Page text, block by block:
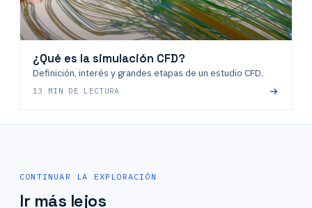
¿Qué es la simulación CFD?
Definición, interés y grandes etapas de un estudio CFD.
13 MIN DE LECTURA
CONTINUAR LA EXPLORACIÓN
Ir más lejos